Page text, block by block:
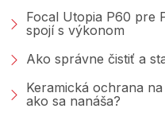
Focal Utopia P60 pre
spojí s výkonom
Ako správne čistiť a
Keramická ochrana
ako sa nanáša?